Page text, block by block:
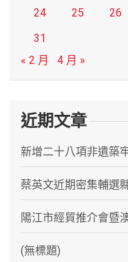
24
25 26
31
« 2 月
4 月 »
近期文章
新增二十八項非遺築
蔡英文近期密集輔選
陽江市經貿推介會暨
(無標題)